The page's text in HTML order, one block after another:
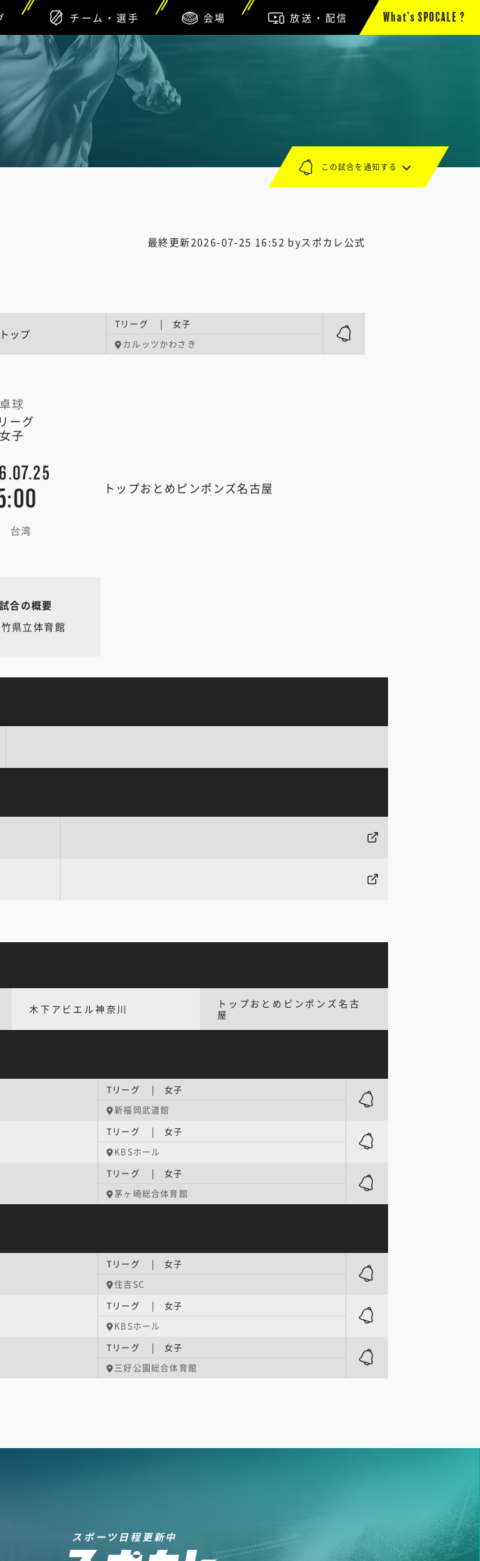
チーム・選手 会場 放送・配信 What’s SPOCALE ?
最終更新2026-07-25 16:52 byスポカレ公式
トップ
Tリーグ | 女子
カルッツかわさき
卓球
ーグ
女子
トップおとめピンポンズ名古屋
台湾
この試合を通知する
合の概要
県立体育館
木下アビエル神奈川
トップおとめピンポンズ名古
屋
Tリーグ | 女子
新福岡武道館
Tリーグ | 女子
KBSホール
Tリーグ | 女子
茅ヶ崎総合体育館
Tリーグ | 女子
住吉SC
Tリーグ | 女子
KBSホール
Tリーグ | 女子
三好公園総合体育館
スポーツ日程更新中